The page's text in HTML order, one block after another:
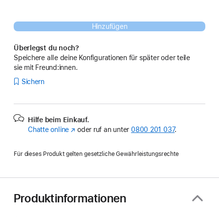
Hinzufügen
Überlegst du noch?
Speichere alle deine Konfigurationen für später oder teile
sie mit Freund:innen.
Sichern
Hilfe beim Einkauf.
Chatte online (Öffnet
Fenster)
oder ruf an unter 0800 201 037.
Für dieses Produkt gelten gesetzliche Gewährleistungsrechte
Produktinformationen